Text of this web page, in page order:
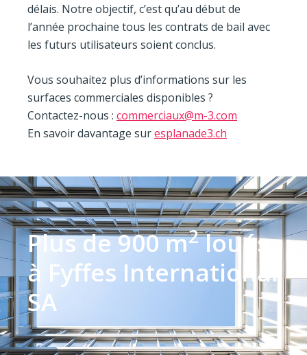
délais. Notre objectif, c’est qu’au début de
l’année prochaine tous les contrats de bail avec
les futurs utilisateurs soient conclus.
Vous souhaitez plus d’informations sur les
surfaces commerciales disponibles ?
Contactez-nous : commerciaux@m-3.com
En savoir davantage suresplanade3.ch
Plus de 900 m2loués
à Fyffes International
SA